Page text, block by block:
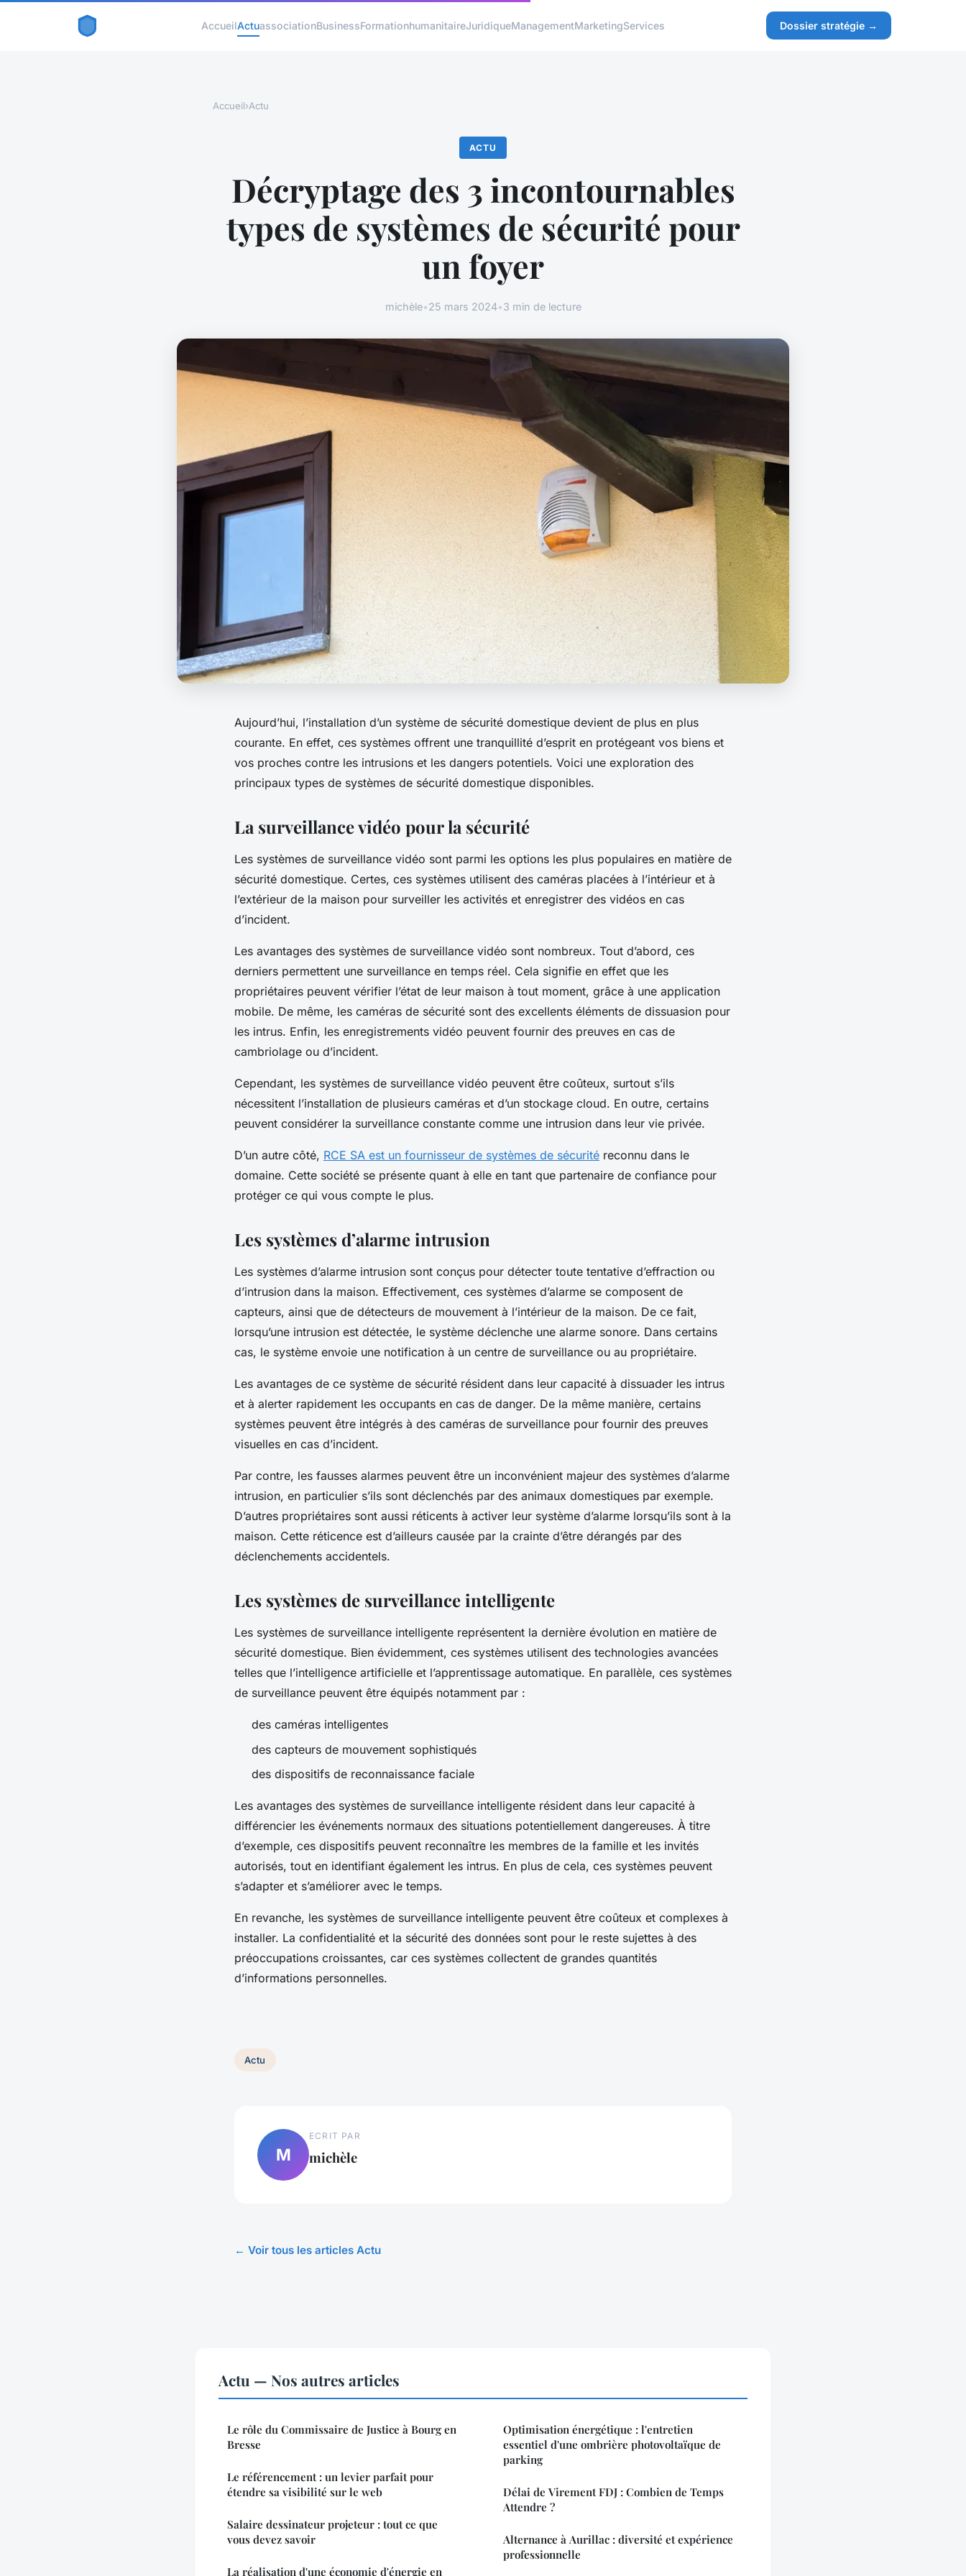
AccueilActuassociationBusinessFormationhumanitaireJuridiqueManagementMarketingServices Dossier stratégie →
Accueil›Actu
ACTU
Décryptage des 3 incontournables
types de systèmes de sécurité pour
un foyer
michèle•25 mars 2024•3 min de lecture
Aujourd’hui, l’installation d’un système de sécurité domestique devient de plus en plus
courante. En effet, ces systèmes offrent une tranquillité d’esprit en protégeant vos biens et
vos proches contre les intrusions et les dangers potentiels. Voici une exploration des
principaux types de systèmes de sécurité domestique disponibles.
La surveillance vidéo pour la sécurité
Les systèmes de surveillance vidéo sont parmi les options les plus populaires en matière de
sécurité domestique. Certes, ces systèmes utilisent des caméras placées à l’intérieur et à
l’extérieur de la maison pour surveiller les activités et enregistrer des vidéos en cas
d’incident.
Les avantages des systèmes de surveillance vidéo sont nombreux. Tout d’abord, ces
derniers permettent une surveillance en temps réel. Cela signifie en effet que les
propriétaires peuvent vérifier l’état de leur maison à tout moment, grâce à une application
mobile. De même, les caméras de sécurité sont des excellents éléments de dissuasion pour
les intrus. Enfin, les enregistrements vidéo peuvent fournir des preuves en cas de
cambriolage ou d’incident.
Cependant, les systèmes de surveillance vidéo peuvent être coûteux, surtout s’ils
nécessitent l’installation de plusieurs caméras et d’un stockage cloud. En outre, certains
peuvent considérer la surveillance constante comme une intrusion dans leur vie privée.
D’un autre côté, RCE SA est un fournisseur de systèmes de sécurité reconnu dans le
domaine. Cette société se présente quant à elle en tant que partenaire de confiance pour
protéger ce qui vous compte le plus.
Les systèmes d’alarme intrusion
Les systèmes d’alarme intrusion sont conçus pour détecter toute tentative d’effraction ou
d’intrusion dans la maison. Effectivement, ces systèmes d’alarme se composent de
capteurs, ainsi que de détecteurs de mouvement à l’intérieur de la maison. De ce fait,
lorsqu’une intrusion est détectée, le système déclenche une alarme sonore. Dans certains
cas, le système envoie une notification à un centre de surveillance ou au propriétaire.
Les avantages de ce système de sécurité résident dans leur capacité à dissuader les intrus
et à alerter rapidement les occupants en cas de danger. De la même manière, certains
systèmes peuvent être intégrés à des caméras de surveillance pour fournir des preuves
visuelles en cas d’incident.
Par contre, les fausses alarmes peuvent être un inconvénient majeur des systèmes d’alarme
intrusion, en particulier s’ils sont déclenchés par des animaux domestiques par exemple.
D’autres propriétaires sont aussi réticents à activer leur système d’alarme lorsqu’ils sont à la
maison. Cette réticence est d’ailleurs causée par la crainte d’être dérangés par des
déclenchements accidentels.
Les systèmes de surveillance intelligente
Les systèmes de surveillance intelligente représentent la dernière évolution en matière de
sécurité domestique. Bien évidemment, ces systèmes utilisent des technologies avancées
telles que l’intelligence artificielle et l’apprentissage automatique. En parallèle, ces systèmes
de surveillance peuvent être équipés notamment par :
des caméras intelligentes
des capteurs de mouvement sophistiqués
des dispositifs de reconnaissance faciale
Les avantages des systèmes de surveillance intelligente résident dans leur capacité à
différencier les événements normaux des situations potentiellement dangereuses. À titre
d’exemple, ces dispositifs peuvent reconnaître les membres de la famille et les invités
autorisés, tout en identifiant également les intrus. En plus de cela, ces systèmes peuvent
s’adapter et s’améliorer avec le temps.
En revanche, les systèmes de surveillance intelligente peuvent être coûteux et complexes à
installer. La confidentialité et la sécurité des données sont pour le reste sujettes à des
préoccupations croissantes, car ces systèmes collectent de grandes quantités
d’informations personnelles.
Actu
M
ECRIT PAR
michèle
← Voir tous les articles Actu
Actu — Nos autres articles
Le rôle du Commissaire de Justice à Bourg en
Bresse
Le référencement : un levier parfait pour
étendre sa visibilité sur le web
Salaire dessinateur projeteur : tout ce que
vous devez savoir
La réalisation d'une économie d'énergie en
Optimisation énergétique : l'entretien
essentiel d'une ombrière photovoltaïque de
parking
Délai de Virement FDJ : Combien de Temps
Attendre ?
Alternance à Aurillac : diversité et expérience
professionnelle